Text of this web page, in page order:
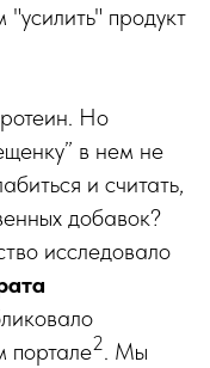
"усилить" продукт
Но
в нем не
и считать,
добавок?
исследовало
портале2. Мы